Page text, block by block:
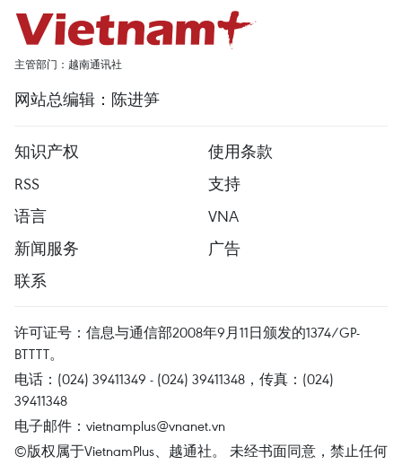
主管部门：越南通讯社
网站总编辑：陈进笋
知识产权
使用条款
RSS
支持
语言
VNA
新闻服务
广告
联系
许可证号：信息与通信部2008年9月11日颁发的1374/GP-
BTTTT。
电话：(024) 39411349 - (024) 39411348，传真：(024)
39411348
电子邮件： vietnamplus@vnanet.vn
©版权属于VietnamPlus、越通社。 未经书面同意，禁止任何